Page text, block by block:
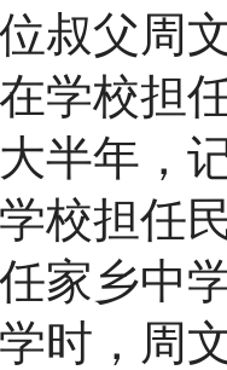
父周文
学校担
半年，
校担任
家乡中
，周文